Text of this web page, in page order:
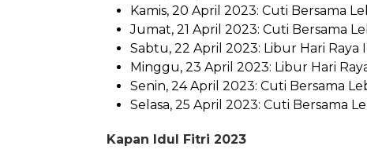
Kamis, 20 April 2023: Cuti Bersama
Jumat, 21 April 2023: Cuti Bersama
Sabtu, 22 April 2023: Libur Hari Raya
Minggu, 23 April 2023: Libur Hari
Senin, 24 April 2023: Cuti Bersama
Selasa, 25 April 2023: Cuti Bersama
Kapan Idul Fitri 2023